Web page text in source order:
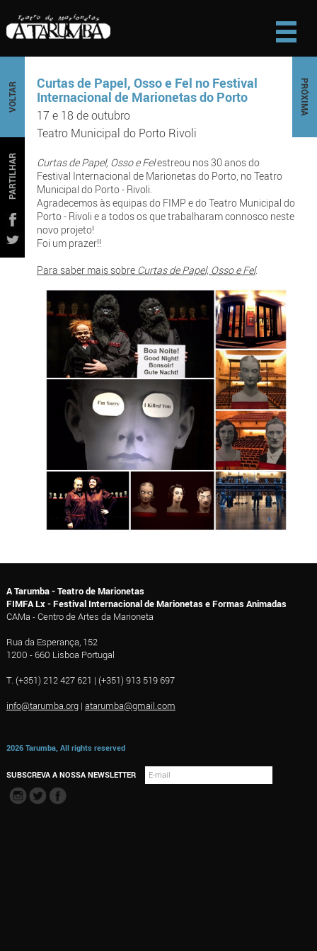
VOLTAR PRÓXIMA
PARTILHAR
Curtas de Papel, Osso e Fel no Festival
Internacional de Marionetas do Porto
17 e 18 de outubro
Teatro Municipal do Porto Rivoli
Curtas de Papel, Osso e Felestreou nos 30 anos do
Festival Internacional de Marionetas do Porto, no Teatro
Municipal do Porto - Rivoli.
Agradecemos às equipas do FIMP e do Teatro Municipal do
Porto - Rivoli e a todos os que trabalharam connosco neste
novo projeto!
Foi um prazer!!
Para saber mais sobre Curtas de Papel, Osso e Fel.
A Tarumba - Teatro de Marionetas
FIMFA Lx - Festival Internacional de Marionetas e Formas Animadas
CAMa - Centro de Artes da Marioneta
Rua da Esperança, 152
1200 - 660 Lisboa Portugal
T. (+351) 212 427 621 | (+351) 913 519 697
info@tarumba.org| atarumba@gmail.com
2026 Tarumba, All rights reserved
SUBSCREVA A NOSSA NEWSLETTER